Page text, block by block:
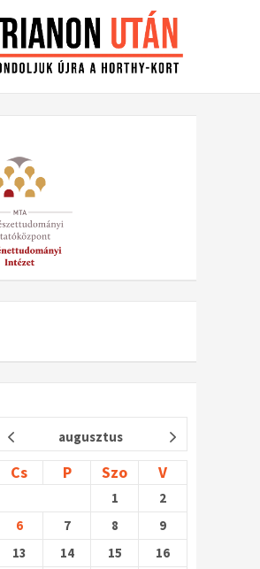
augusztus
Cs P Szo V
1
2
6 7 8
9
13 14 15
16